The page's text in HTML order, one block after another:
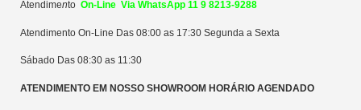
Atendimento On-Line Via WhatsApp 11 9 8213-9288
Atendimento On-Line Das 08:00 as 17:30 Segunda a Sexta
Sábado Das 08:30 as 11:30
ATENDIMENTO EM NOSSO SHOWROOM HORÁRIO AGENDADO